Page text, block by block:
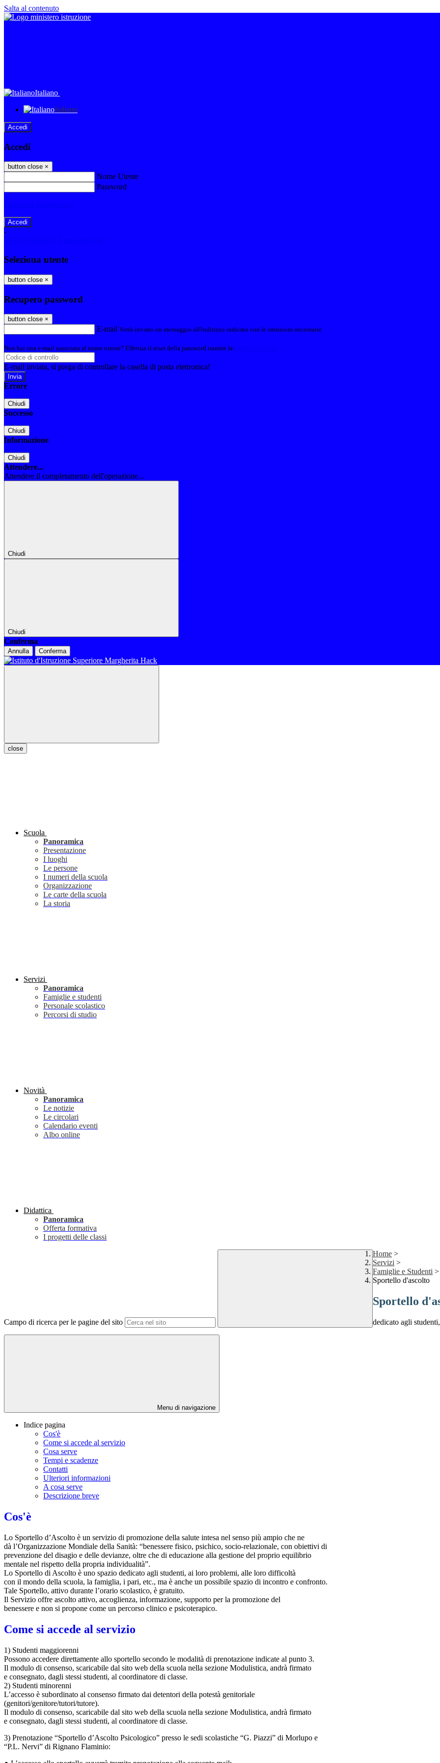
Salta al contenuto
Italiano
Italiano
Accedi
Accedi
button close ×
Nome Utente
Password
-
Seleziona utente
button close ×
Recupero password
button close ×
E-mail Verrà inviato un messaggio all'indirizzo indicato con le istruzioni necessarie.
Non hai una e-mail associata al nome utente? Effettua il reset della password tramite la
E-mail inviata, si prega di controllare la casella di posta elettronica!
Errore
Chiudi
Successo
Chiudi
Informazione
Chiudi
Attendere...
Attendere il completamento dell'operazione...
Chiudi
Chiudi
Conferma
Annulla Conferma
close
Scuola
Panoramica
Presentazione
I luoghi
Le persone
I numeri della scuola
Organizzazione
Le carte della scuola
La storia
Servizi
Panoramica
Famiglie e studenti
Personale scolastico
Percorsi di studio
Novità
Panoramica
Le notizie
Le circolari
Calendario eventi
Albo online
Didattica
Panoramica
Offerta formativa
I progetti delle classi
Campo di ricerca per le pagine del sito
Home >
Servizi >
Famiglie e Studenti >
Sportello d'ascolto
Sportello
dedicato agli studenti,
Menu di navigazione
Indice pagina
Cos'è
Come si accede al servizio
Cosa serve
Tempi e scadenze
Contatti
Ulteriori informazioni
A cosa serve
Descrizione breve
Cos'è
Lo Sportello d’Ascolto è un servizio di promozione della salute intesa nel senso più ampio che ne
dà l’Organizzazione Mondiale della Sanità: “benessere fisico, psichico, socio-relazionale, con obiettivi di
prevenzione del disagio e delle devianze, oltre che di educazione alla gestione del proprio equilibrio
mentale nel rispetto della propria individualità”.
Lo Sportello di Ascolto è uno spazio dedicato agli studenti, ai loro problemi, alle loro difficoltà
con il mondo della scuola, la famiglia, i pari, etc., ma è anche un possibile spazio di incontro e confronto.
Tale Sportello, attivo durante l’orario scolastico, è gratuito.
Il Servizio offre ascolto attivo, accoglienza, informazione, supporto per la promozione del
benessere e non si propone come un percorso clinico e psicoterapico.
Come si accede al servizio
1) Studenti maggiorenni
Possono accedere direttamente allo sportello secondo le modalità di prenotazione indicate al punto 3.
Il modulo di consenso, scaricabile dal sito web della scuola nella sezione Modulistica, andrà firmato
e consegnato, dagli stessi studenti, al coordinatore di classe.
2) Studenti minorenni
L’accesso è subordinato al consenso firmato dai detentori della potestà genitoriale
(genitori/genitore/tutori/tutore).
Il modulo di consenso, scaricabile dal sito web della scuola nella sezione Modulistica, andrà firmato
e consegnato, dagli stessi studenti, al coordinatore di classe.
3) Prenotazione “Sportello d’Ascolto Psicologico” presso le sedi scolastiche “G. Piazzi” di Morlupo e
“P.L. Nervi” di Rignano Flaminio: